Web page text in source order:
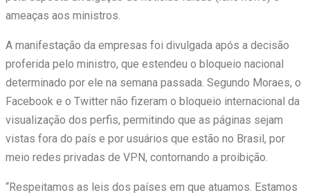
ameaças aos ministros.
A manifestação da empresas foi divulgada após a decisão
proferida pelo ministro, que estendeu o bloqueio nacional
determinado por ele na semana passada. Segundo Moraes, o
Facebook e o Twitter não fizeram o bloqueio internacional da
visualização dos perfis, permitindo que as páginas sejam
vistas fora do país e por usuários que estão no Brasil, por
meio redes privadas de VPN, contornando a proibição.
“Respeitamos as leis dos países em que atuamos. Estamos